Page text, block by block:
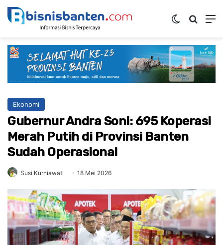
Switch skin
Ekonomi
Gubernur Andra Soni: 695 Koperasi
Merah Putih di Provinsi Banten
Sudah Operasional
Susi Kurniawati 18 Mei 2026